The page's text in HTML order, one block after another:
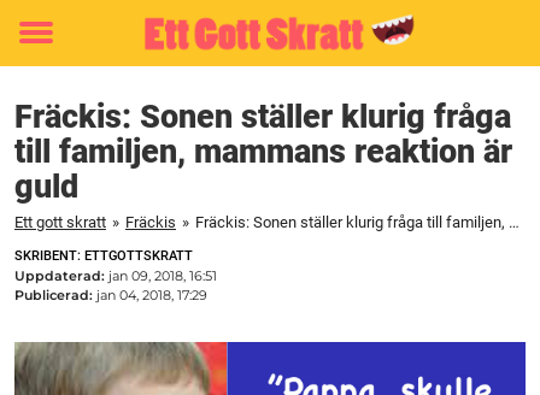
Toggle
Fräckis: Sonen ställer klurig fråga
till familjen, mammans reaktion är
guld
Ett gott skratt » Fräckis » Fräckis: Sonen ställer klurig fråga till familjen, mammans reaktion är guld
SKRIBENT: ETTGOTTSKRATT
Uppdaterad: jan 09, 2018, 16:51
Publicerad: jan 04, 2018, 17:29